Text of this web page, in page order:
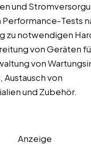
und
Performance-Tests
zu notwendigen
von Geräten
von
Austausch von
und Zubehör.
Anzeige